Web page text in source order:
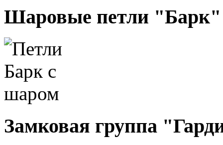
Шаровые петли "Барк"
Замковая группа